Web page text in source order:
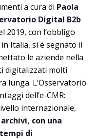
a cura di Paola
Digital B2b
2019, con l’obbligo
Italia, si è segnato il
le aziende nella
digitalizzati molti
lunga. L’Osservatorio
dell’e-CMR:
internazionale,
con una
di